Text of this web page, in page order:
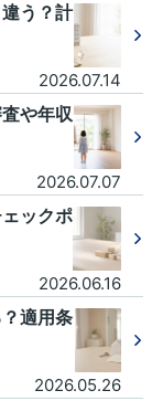
う？計
2026.07.14
や年収
2026.07.07
ックポ
2026.06.16
適用条
2026.05.26